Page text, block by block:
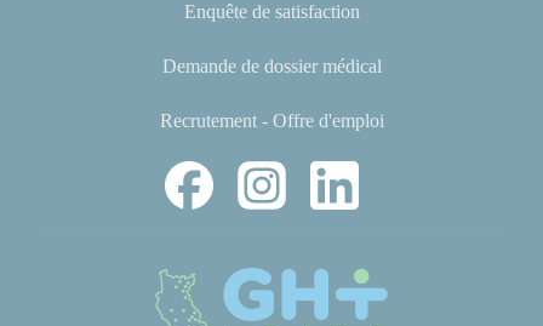
Enquête de satisfaction
Demande de dossier médical
Recrutement - Offre d'emploi